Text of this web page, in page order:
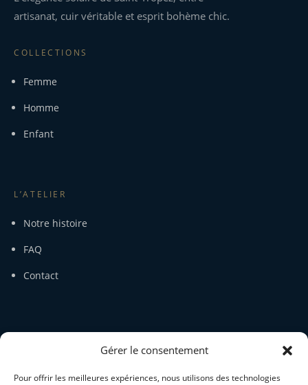
Gérer le consentement
Pour offrir les meilleures expériences, nous utilisons des technologies
artisanat, cuir véritable et esprit bohème chic.
COLLECTIONS
Femme
Homme
Enfant
L’ATELIER
Notre histoire
FAQ
Contact
SERVICE CLIENT